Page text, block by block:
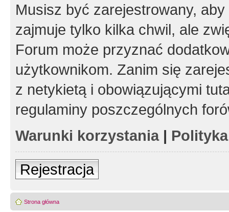
Musisz być zarejestrowany,
zajmuje tylko kilka chwil, ale
Forum może przyznać
użytkownikom. Zanim się
z netykietą i obowiązującymi
regulaminy poszczególnych
Warunki korzystania|
Rejestracja
Strona główna